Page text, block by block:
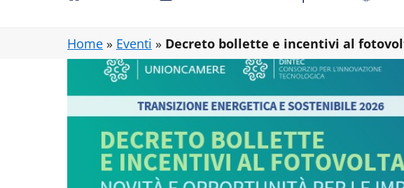
Home » Eventi » Decreto bollette e incentivi al